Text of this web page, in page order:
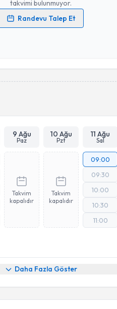
takvimi bulunmuyor.
Randevu Talep Et
işlenmesine ilişkinAydınlatma Metni
Talebini Gönder
9 Ağu
Paz
10 Ağu
Pzt
11 Ağu
Sal
Takvim
kapalıdır
Takvim
kapalıdır
09:00
09:30
10:00
10:30
11:00
Daha Fazla Göster